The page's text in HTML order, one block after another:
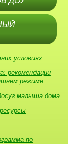
условиях
рекомендации
режиме
малыша дома
по